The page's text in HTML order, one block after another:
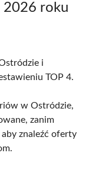
2026 roku
i
TOP 4.
w Ostródzie,
zanim
znaleźć oferty